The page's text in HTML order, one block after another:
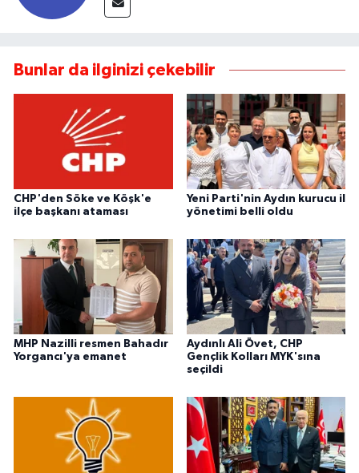
Bunlar da ilginizi çekebilir
CHP'den Söke ve Köşk'e
ilçe başkanı ataması
Yeni Parti'nin Aydın kurucu il
yönetimi belli oldu
MHP Nazilli resmen Bahadır
Yorgancı'ya emanet
Aydınlı Ali Övet, CHP
Gençlik Kolları MYK'sına
seçildi